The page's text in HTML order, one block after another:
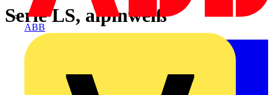
ABB
Serie LS, alpinweiß